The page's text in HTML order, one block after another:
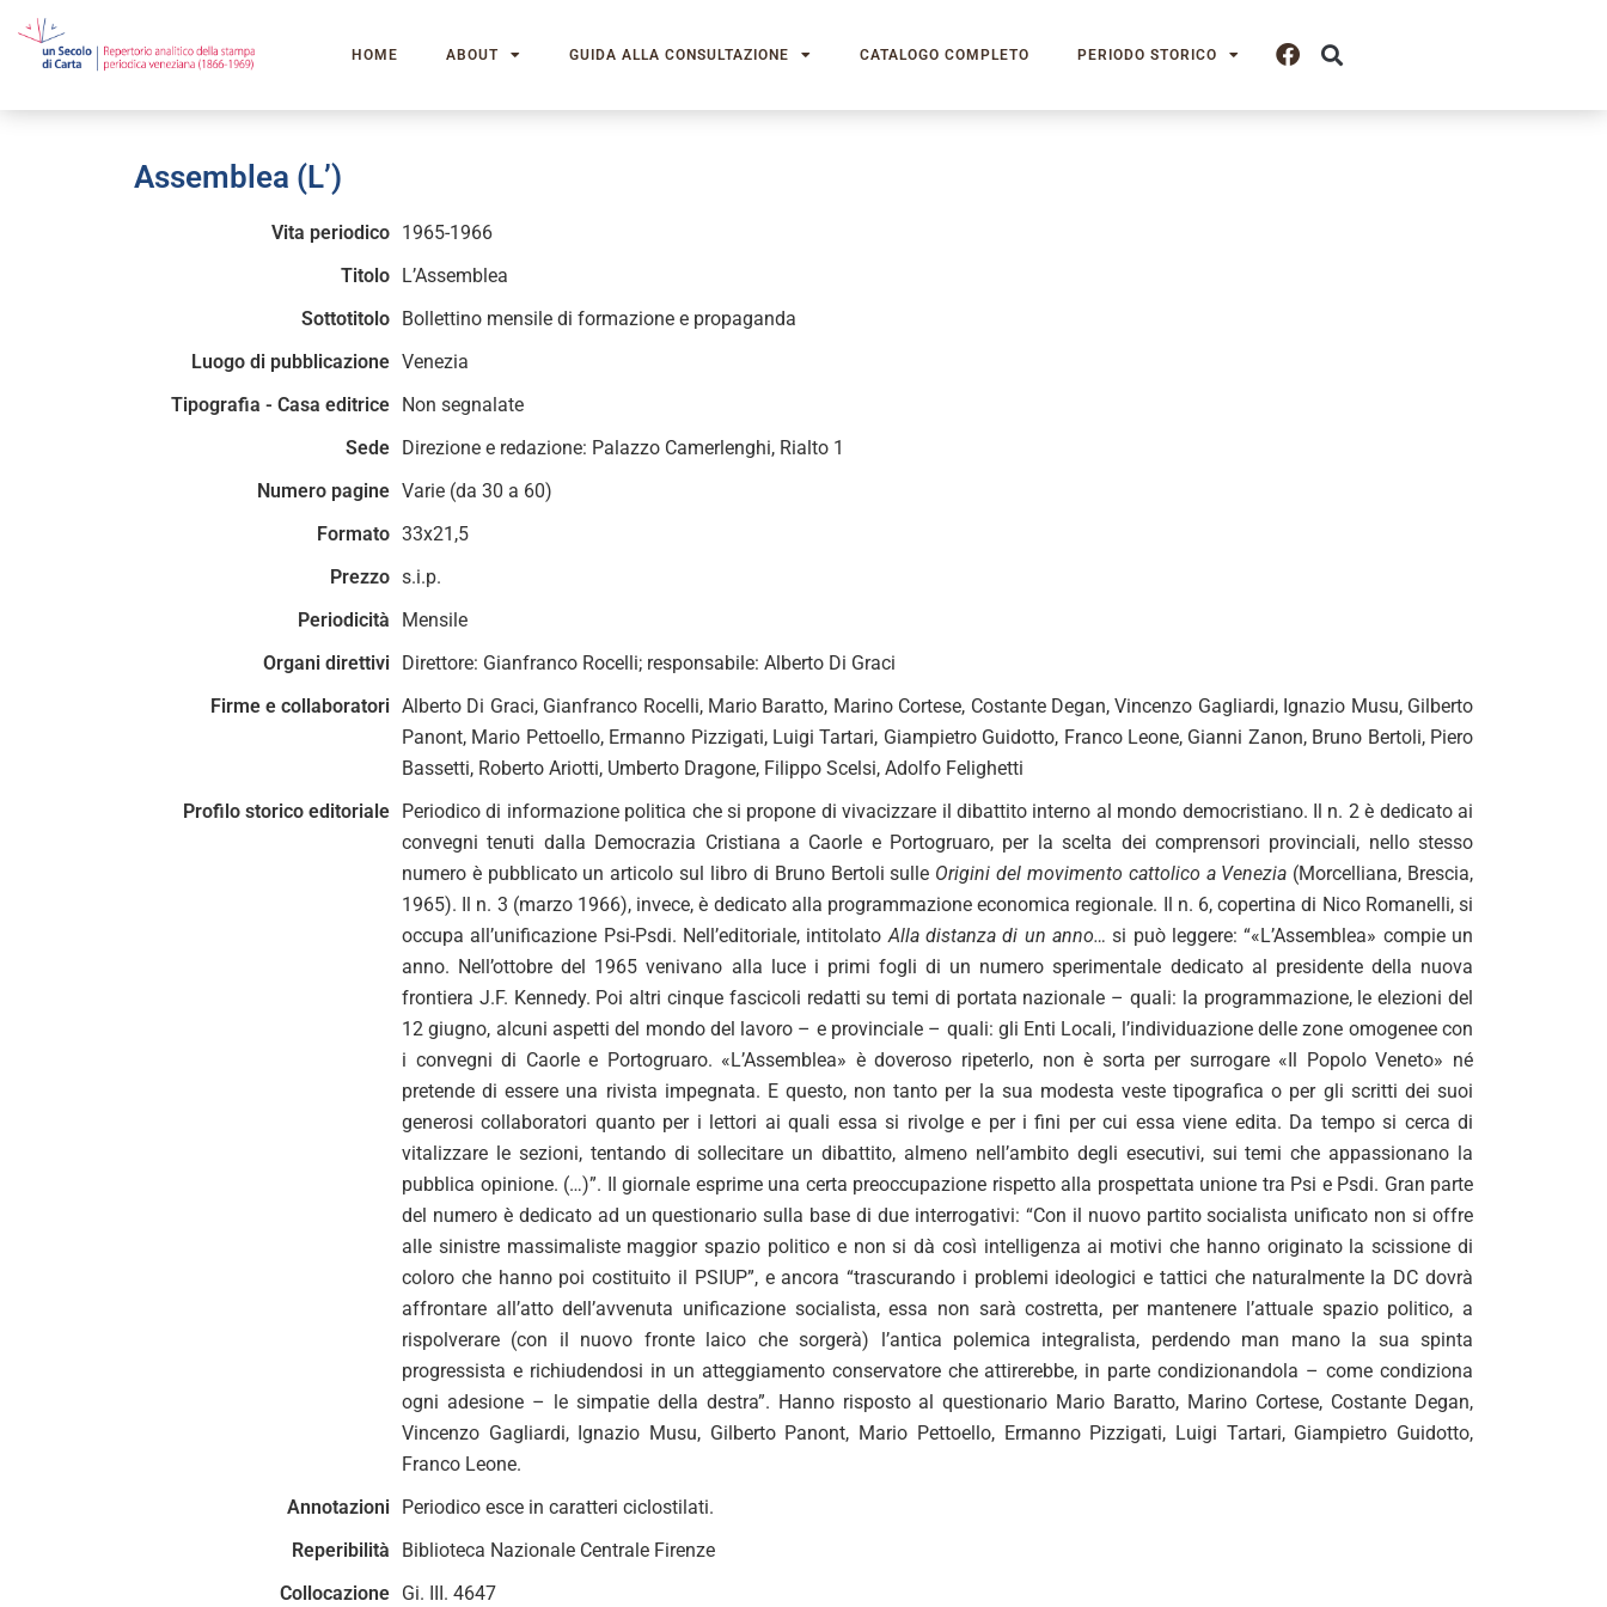
HOME ABOUT GUIDA ALLA CONSULTAZIONE CATALOGO COMPLETO PERIODO STORICO
Assemblea (L’)
Vita periodico 1965-1966
Titolo L’Assemblea
Sottotitolo Bollettino mensile di formazione e propaganda
Luogo di pubblicazione Venezia
Tipografia - Casa editrice Non segnalate
Sede Direzione e redazione: Palazzo Camerlenghi, Rialto 1
Numero pagine Varie (da 30 a 60)
Formato 33x21,5
Prezzo s.i.p.
Periodicità
Mensile
Organi direttivi Direttore: Gianfranco Rocelli; responsabile: Alberto Di Graci
Firme e collaboratori Alberto Di Graci, Gianfranco Rocelli, Mario Baratto, Marino Cortese, Costante Degan, Vincenzo Gagliardi, Ignazio Musu, Gilberto
Panont, Mario Pettoello, Ermanno Pizzigati, Luigi Tartari, Giampietro Guidotto, Franco Leone, Gianni Zanon, Bruno Bertoli, Piero
Bassetti, Roberto Ariotti, Umberto Dragone, Filippo Scelsi, Adolfo Felighetti
Profilo storico editoriale Periodico di informazione politica che si propone di vivacizzare il dibattito interno al mondo democristiano. Il n. 2 è dedicato ai
convegni tenuti dalla Democrazia Cristiana a Caorle e Portogruaro, per la scelta dei comprensori provinciali, nello stesso
numero è pubblicato un articolo sul libro di Bruno Bertoli sulle Origini del movimento cattolico a Venezia (Morcelliana, Brescia,
1965). Il n. 3 (marzo 1966), invece, è dedicato alla programmazione economica regionale. Il n. 6, copertina di Nico Romanelli, si
occupa all’unificazione Psi-Psdi. Nell’editoriale, intitolatoAlla distanza di un anno… si può leggere: “«L’Assemblea» compie un
anno. Nell’ottobre del 1965 venivano alla luce i primi fogli di un numero sperimentale dedicato al presidente della nuova
frontiera J.F. Kennedy. Poi altri cinque fascicoli redatti su temi di portata nazionale – quali: la programmazione, le elezioni del
12 giugno, alcuni aspetti del mondo del lavoro – e provinciale – quali: gli Enti Locali, l’individuazione delle zone omogenee con
i convegni di Caorle e Portogruaro. «L’Assemblea» è doveroso ripeterlo, non è sorta per surrogare «Il Popolo Veneto» né
pretende di essere una rivista impegnata. E questo, non tanto per la sua modesta veste tipografica o per gli scritti dei suoi
generosi collaboratori quanto per i lettori ai quali essa si rivolge e per i fini per cui essa viene edita. Da tempo si cerca di
vitalizzare le sezioni, tentando di sollecitare un dibattito, almeno nell’ambito degli esecutivi, sui temi che appassionano la
pubblica opinione. (…)”. Il giornale esprime una certa preoccupazione rispetto alla prospettata unione tra Psi e Psdi. Gran parte
del numero è dedicato ad un questionario sulla base di due interrogativi: “Con il nuovo partito socialista unificato non si offre
alle sinistre massimaliste maggior spazio politico e non si dà così intelligenza ai motivi che hanno originato la scissione di
coloro che hanno poi costituito il PSIUP”, e ancora “trascurando i problemi ideologici e tattici che naturalmente la DC dovrà
affrontare all’atto dell’avvenuta unificazione socialista, essa non sarà costretta, per mantenere l’attuale spazio politico, a
rispolverare (con il nuovo fronte laico che sorgerà) l’antica polemica integralista, perdendo man mano la sua spinta
progressista e richiudendosi in un atteggiamento conservatore che attirerebbe, in parte condizionandola – come condiziona
ogni adesione – le simpatie della destra”. Hanno risposto al questionario Mario Baratto, Marino Cortese, Costante Degan,
Vincenzo Gagliardi, Ignazio Musu, Gilberto Panont, Mario Pettoello, Ermanno Pizzigati, Luigi Tartari, Giampietro Guidotto,
Franco Leone.
Annotazioni Periodico esce in caratteri ciclostilati.
Reperibilità
Biblioteca Nazionale Centrale Firenze
Collocazione Gi. III. 4647